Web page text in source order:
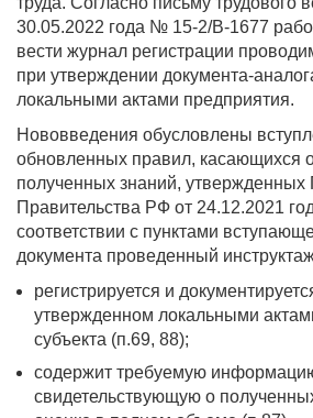
30.05.2022 года № 15-2/В-1677
вести журнал регистрации
при утверждении документа-
локальными актами предприятия.
Нововведения обусловлены
обновленных правил, касающихся
полученных знаний,
Правительства РФ от 24.12.2021
соответствии с пунктами
документа проведенный
регистрируется и
утвержденном локальными
субъекта (п.69, 88);
содержит требуемую
свидетельствующую о